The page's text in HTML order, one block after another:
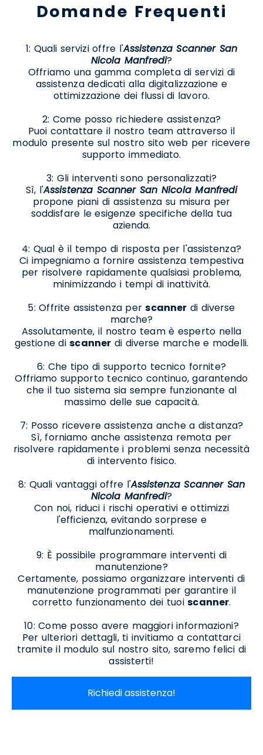
Domande Frequenti
1: Quali servizi offre l'Assistenza Scanner San
Nicola Manfredi?
Offriamo una gamma completa di servizi di
assistenza dedicati alla digitalizzazione e
ottimizzazione dei flussi di lavoro.
2: Come posso richiedere assistenza?
Puoi contattare il nostro team attraverso il
modulo presente sul nostro sito web per ricevere
supporto immediato.
3: Gli interventi sono personalizzati?
Sì, l'Assistenza Scanner San Nicola Manfredi
propone piani di assistenza su misura per
soddisfare le esigenze specifiche della tua
azienda.
4: Qual è il tempo di risposta per l'assistenza?
Ci impegniamo a fornire assistenza tempestiva
per risolvere rapidamente qualsiasi problema,
minimizzando i tempi di inattività.
5: Offrite assistenza perscanner di diverse
marche?
Assolutamente, il nostro team è esperto nella
gestione discanner di diverse marche e modelli.
6: Che tipo di supporto tecnico fornite?
Offriamo supporto tecnico continuo, garantendo
che il tuo sistema sia sempre funzionante al
massimo delle sue capacità.
7: Posso ricevere assistenza anche a distanza?
Sì, forniamo anche assistenza remota per
risolvere rapidamente i problemi senza necessità
di intervento fisico.
8: Quali vantaggi offre l'Assistenza Scanner San
Nicola Manfredi?
Con noi, riduci i rischi operativi e ottimizzi
l'efficienza, evitando sorprese e
malfunzionamenti.
9: È possibile programmare interventi di
manutenzione?
Certamente, possiamo organizzare interventi di
manutenzione programmati per garantire il
corretto funzionamento dei tuoiscanner.
10: Come posso avere maggiori informazioni?
Per ulteriori dettagli, ti invitiamo a contattarci
tramite il modulo sul nostro sito, saremo felici di
assisterti!
Richiedi assistenza!